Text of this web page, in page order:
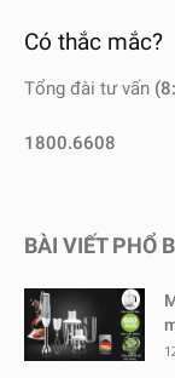
Có thắc mắc?
Tổng đài tư vấn
1800.6608
BÀI VIẾT PHỔ